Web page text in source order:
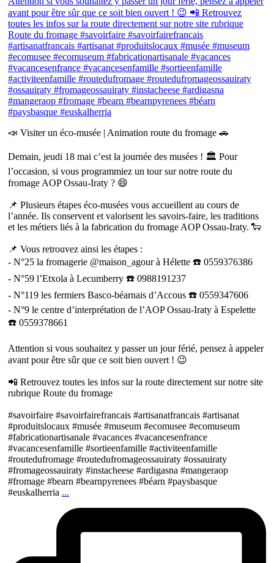
📣 Visiter un éco-musée | Animation route du fromage 🚗
Demain, jeudi 18 mai c’est la journée des musées ! 🏛 Pour
l’occasion, si vous programmiez un tour sur notre route du
fromage AOP Ossau-Iraty ? 😄
📌 Plusieurs étapes éco-musées vous accueillent au cours de
l’année. Ils conservent et valorisent les savoirs-faire, les traditions
et les métiers liés à la fabrication du fromage AOP Ossau-Iraty. 🐑
📌 Vous retrouvez ainsi les étapes :
- N°25 la fromagerie @maison_agour à Hélette ☎️ 0559376386
- N°59 l’Etxola à Lecumberry ☎️ 0988191237
- N°119 les fermiers Basco-béarnais d’Accous ☎️ 0559347606
- N°9 le centre d’interprétation de l’AOP Ossau-Iraty à Espelette
☎️ 0559378661
Attention si vous souhaitez y passer un jour férié, pensez à appeler
avant pour être sûr que ce soit bien ouvert ! 😉
📲 Retrouvez toutes les infos sur la route directement sur notre site
rubrique Route du fromage
#savoirfaire #savoirfairefrancais #artisanatfrancais #artisanat
#produitslocaux #musée #museum #ecomusee #ecomuseum
#fabricationartisanale #vacances #vacancesenfrance
#vacancesenfamille #sortieenfamille #activiteenfamille
#routedufromage #routedufromageossauiraty #ossauiraty
#fromageossauiraty #instacheese #ardigasna #mangeraop
#fromage #bearn #bearnpyrenees #béarn #paysbasque
#euskalherria ...